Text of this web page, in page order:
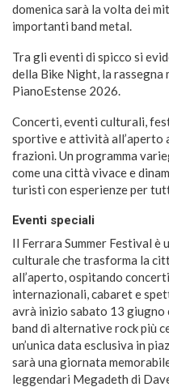
domenica sarà la volta dei
importanti band metal.
Tra gli eventi di spicco si
della Bike Night, la rassegna
PianoEstense 2026.
Concerti, eventi culturali,
sportive e attività all’aperto
frazioni. Un programma
come una città vivace e
turisti con esperienze per
Eventi speciali
Il Ferrara Summer Festival è
culturale che trasforma la
all’aperto, ospitando
internazionali, cabaret e
avrà inizio sabato 13 giugno
band di alternative rock più
un’unica data esclusiva in
sarà una giornata
leggendari Megadeth di